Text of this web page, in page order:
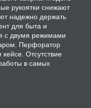
рукоятки снижают
надежно держать
для быта и
с двумя режимами
Перфоратор
Отсутствие
в самых